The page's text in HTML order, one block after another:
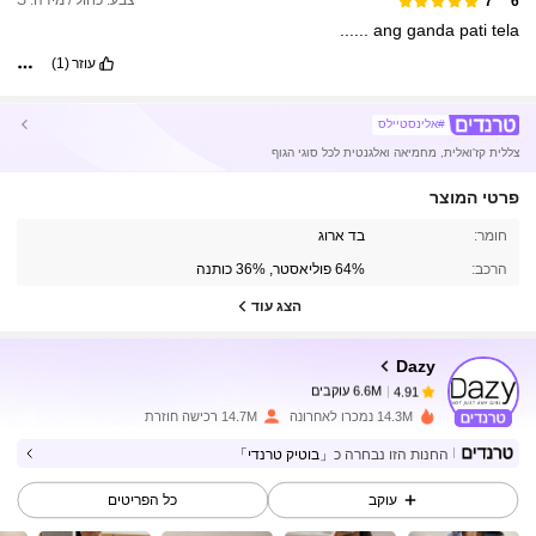
ang ganda pati tela
עוזר(1)
#אלינסטיילס
צללית קז'ואלית, מחמיאה ואלגנטית לכל סוגי הגוף
פרטי המוצר
חומר: בד ארוג
הרכב: 64% פוליאסטר, 36% כותנה
הצג עוד
Dazy
4.91
6.6M עוקבים
14.3M נמכרו לאחרונה 14.7M רכישה חוזרת
החנות הזו נבחרה כ 「בוטיק טרנדי」
עוקב כל הפריטים